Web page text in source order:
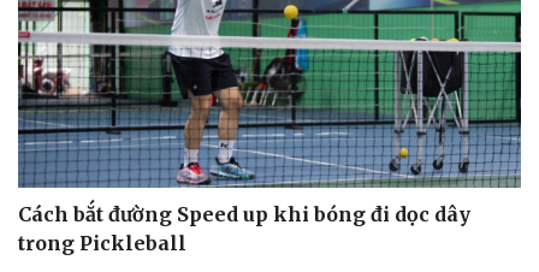
Cách bắt đường Speed up khi bóng đi dọc dây
trong Pickleball